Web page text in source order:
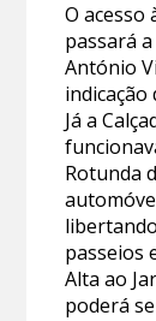
O acesso
passará
António
Já a
Rotunda
passeios
Alta ao
poderá